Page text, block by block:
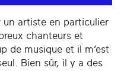
un artiste en particulier
chanteurs et
de musique et il m’est
Bien sûr, il y a des